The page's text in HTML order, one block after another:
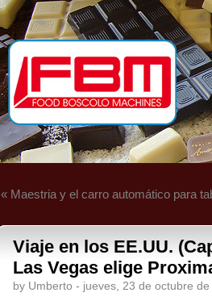
« Maestria y el carro automático para
Viaje en los EE.UU.
Las Vegas elige
by Umberto - jueves, 23 de octubre